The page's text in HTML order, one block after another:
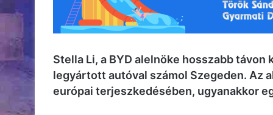
Stella Li, a BYD alelnöke hosszabb
legyártott autóval számol Szegeden. Az
európai terjeszkedésében, ugyanakkor